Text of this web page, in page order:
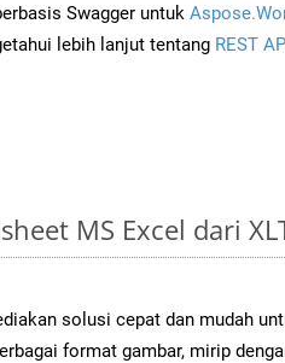
Swagger untuk
lebih lanjut tentang REST
MS Excel dari
solusi cepat dan mudah
format gambar, mirip